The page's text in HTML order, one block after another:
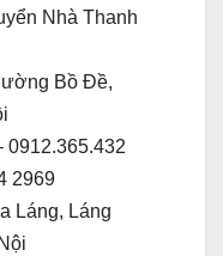
Nhà Thanh
Bồ Đề,
0912.365.432
2969
Láng, Láng